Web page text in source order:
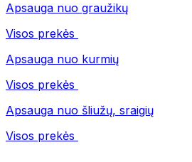
Apsauga nuo graužikų
Visos prekės
Apsauga nuo kurmių
Visos prekės
Apsauga nuo šliužų, sraigių
Visos prekės